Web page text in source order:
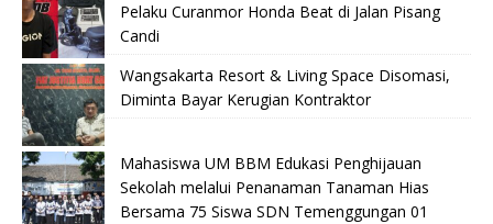
Pelaku Curanmor Honda Beat di Jalan Pisang
Candi
Wangsakarta Resort & Living Space Disomasi,
Diminta Bayar Kerugian Kontraktor
Mahasiswa UM BBM Edukasi Penghijauan
Sekolah melalui Penanaman Tanaman Hias
Bersama 75 Siswa SDN Temenggungan 01